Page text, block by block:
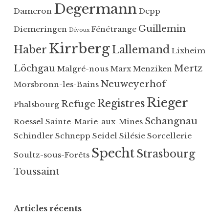
Dameron Degermann Depp
Diemeringen Divoux Fénétrange Guillemin
Haber KirrbergLallemand Lixheim
Löchgau Malgré-nous Marx Menziken Mertz
Morsbronn-les-Bains Neuweyerhof
Phalsbourg Refuge RegistresRieger
Roessel Sainte-Marie-aux-Mines Schangnau
Schindler Schnepp Seidel Silésie Sorcellerie
Soultz-sous-Forêts SpechtStrasbourg
Toussaint
Articles récents